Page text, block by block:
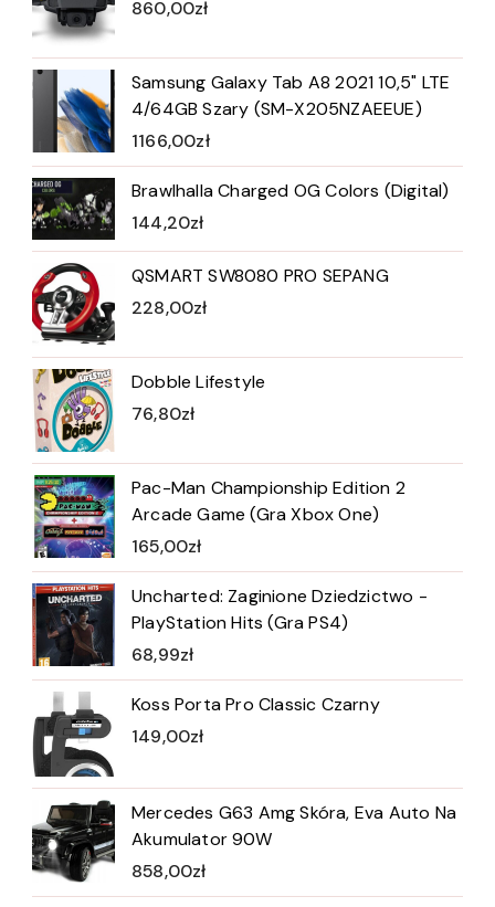
860,00zł
Samsung Galaxy Tab A8 2021 10,5" LTE
4/64GB Szary (SM-X205NZAEEUE)
1166,00zł
Brawlhalla Charged OG Colors (Digital)
144,20zł
QSMART SW8080 PRO SEPANG
228,00zł
Dobble Lifestyle
76,80zł
Pac-Man Championship Edition 2
Arcade Game (Gra Xbox One)
165,00zł
Uncharted: Zaginione Dziedzictwo -
PlayStation Hits (Gra PS4)
68,99zł
Koss Porta Pro Classic Czarny
149,00zł
Mercedes G63 Amg Skóra, Eva Auto Na
Akumulator 90W
858,00zł